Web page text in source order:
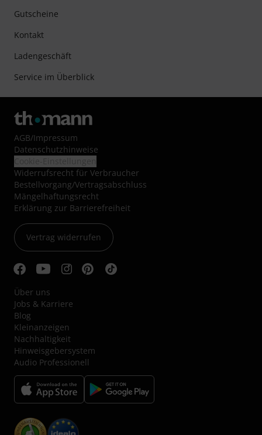
Gutscheine
Kontakt
Ladengeschäft
Service im Überblick
AGB/Impressum
Datenschutzhinweise
Widerrufsrecht für Verbraucher
Bestellvorgang/Vertragsabschluss
Mängelhaftungsrecht
Erklärung zur Barrierefreiheit
Vertrag widerrufen
Über uns
Jobs & Karriere
Blog
Kleinanzeigen
Nachhaltigkeit
Hinweisgebersystem
Audio Professionell